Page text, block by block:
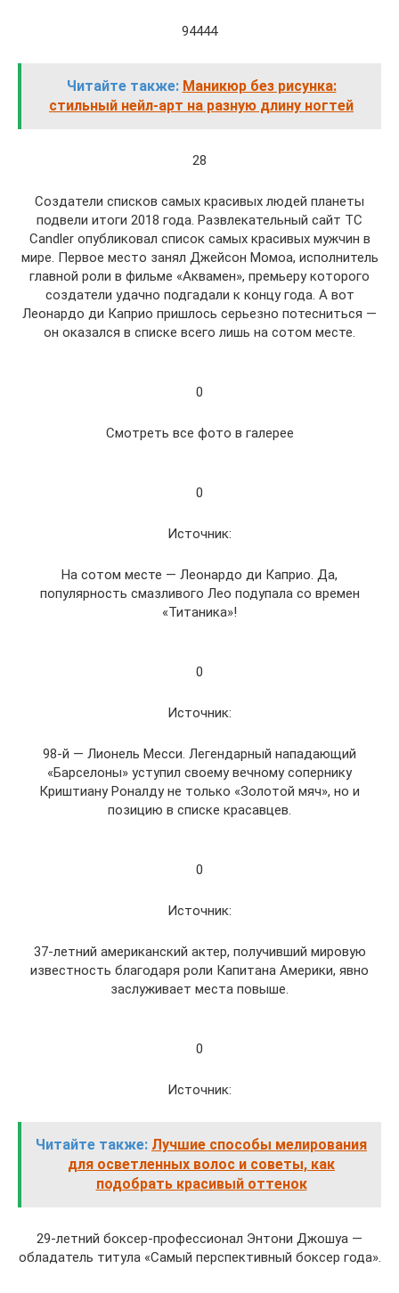
94444
Читайте также: Маникюр без рисунка:
стильный нейл-арт на разную длину ногтей
28
Создатели списков самых красивых людей планеты
подвели итоги 2018 года. Развлекательный сайт TC
Candler опубликовал список самых красивых мужчин в
мире. Первое место занял Джейсон Момоа, исполнитель
главной роли в фильме «Аквамен», премьеру которого
создатели удачно подгадали к концу года. А вот
Леонардо ди Каприо пришлось серьезно потесниться —
он оказался в списке всего лишь на сотом месте.
0
Смотреть все фото в галерее
0
Источник:
На сотом месте — Леонардо ди Каприо. Да,
популярность смазливого Лео подупала со времен
«Титаника»!
0
Источник:
98-й — Лионель Месси. Легендарный нападающий
«Барселоны» уступил своему вечному сопернику
Криштиану Роналду не только «Золотой мяч», но и
позицию в списке красавцев.
0
Источник:
37-летний американский актер, получивший мировую
известность благодаря роли Капитана Америки, явно
заслуживает места повыше.
0
Источник:
Читайте также: Лучшие способы мелирования
для осветленных волос и советы, как
подобрать красивый оттенок
29-летний боксер-профессионал Энтони Джошуа —
обладатель титула «Самый перспективный боксер года».